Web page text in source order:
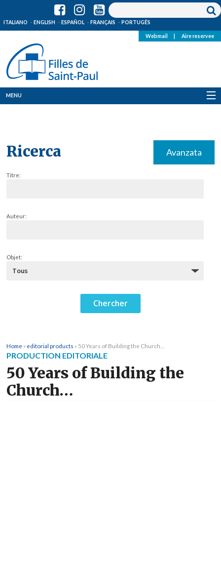
ITALIANO ENGLISH ESPAÑOL FRANÇAIS PORTUGÊS
Webmail Aire reservee
MENU
Ricerca Avanzata
Titre:
Auteur:
Objet:
Home » editorial products » 50 Years of Building the Church…
PRODUCTION EDITORIALE
50 Years of Building the
Church…